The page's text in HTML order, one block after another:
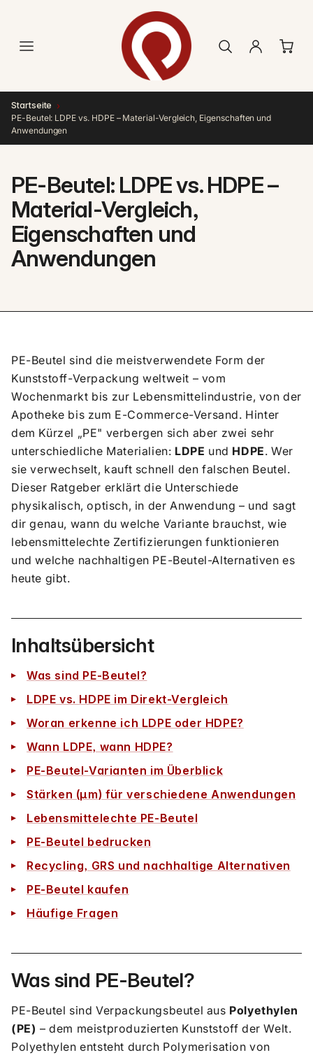
Startseite ›
PE-Beutel: LDPE vs. HDPE – Material-Vergleich, Eigenschaften und
Anwendungen
PE-Beutel: LDPE vs. HDPE –
Material-Vergleich,
Eigenschaften und
Anwendungen
PE-Beutel sind die meistverwendete Form der
Kunststoff-Verpackung weltweit – vom
Wochenmarkt bis zur Lebensmittelindustrie, von der
Apotheke bis zum E-Commerce-Versand. Hinter
dem Kürzel „PE" verbergen sich aber zwei sehr
unterschiedliche Materialien: LDPE und HDPE. Wer
sie verwechselt, kauft schnell den falschen Beutel.
Dieser Ratgeber erklärt die Unterschiede
physikalisch, optisch, in der Anwendung – und sagt
dir genau, wann du welche Variante brauchst, wie
lebensmittelechte Zertifizierungen funktionieren
und welche nachhaltigen PE-Beutel-Alternativen es
heute gibt.
Inhaltsübersicht
Was sind PE-Beutel?
LDPE vs. HDPE im Direkt-Vergleich
Woran erkenne ich LDPE oder HDPE?
Wann LDPE, wann HDPE?
PE-Beutel-Varianten im Überblick
Stärken (µm) für verschiedene Anwendungen
Lebensmittelechte PE-Beutel
PE-Beutel bedrucken
Recycling, GRS und nachhaltige Alternativen
PE-Beutel kaufen
Häufige Fragen
Was sind PE-Beutel?
PE-Beutel sind Verpackungsbeutel aus Polyethylen
(PE) – dem meistproduzierten Kunststoff der Welt.
Polyethylen entsteht durch Polymerisation von